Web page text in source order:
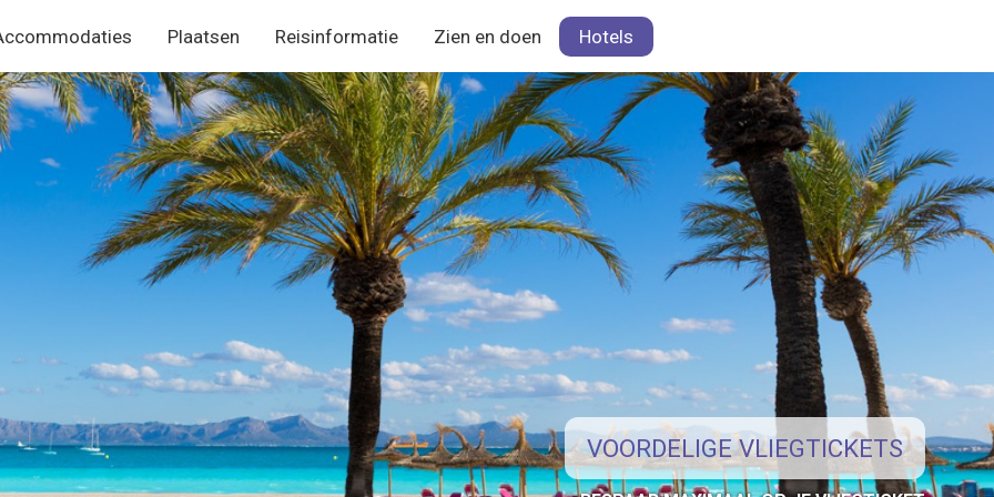
Plaatsen Reisinformatie Zien en doen Hotels
VOORDELIGE VLIEGTICKETS